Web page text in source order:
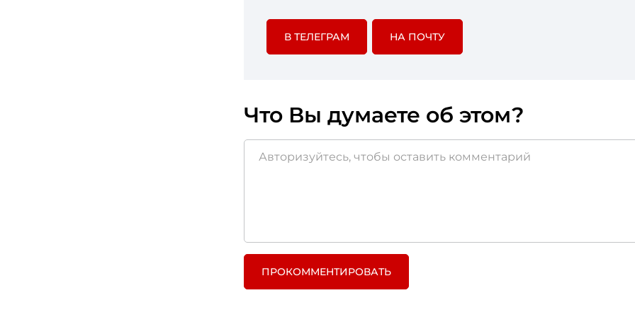
При использовании материала гиперссылка на
страницу портала HR-tv.ru обязательна
В ТЕЛЕГРАМ НА ПОЧТУ
Что Вы думаете об этом?
ПРОКОММЕНТИРОВАТЬ